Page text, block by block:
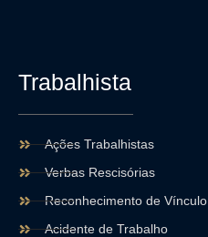
Trabalhista
Ações Trabalhistas
Verbas Rescisórias
Reconhecimento de Vínculo
Acidente de Trabalho